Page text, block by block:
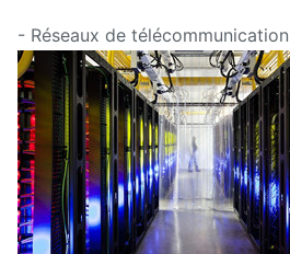
- Réseaux de télécommunication